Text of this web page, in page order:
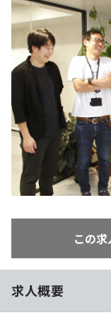
イベント・セミナー
インタビュー
就活成功ガイド
ナレッジ
リファレンス
個人向けプラン
法人向けプラン
学校向けプラン
評価結果一覧
再チャレンジ結果一覧
paiza times
note
この
求人概要